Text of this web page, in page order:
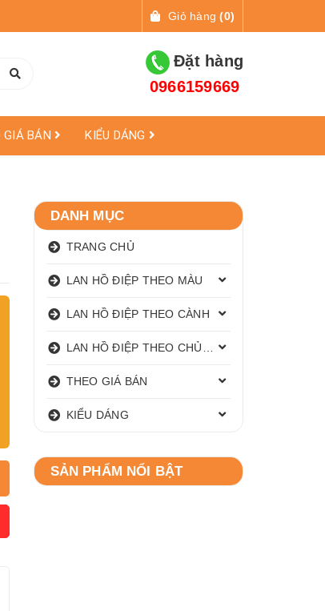
Giỏ hàng (0)
Đặt hàng
0966159669
GIÁ BÁN KIỂU DÁNG
DANH MỤC
TRANG CHỦ
LAN HỒ ĐIỆP THEO MÀU
LAN HỒ ĐIỆP THEO CÀNH
LAN HỒ ĐIỆP THEO CHỦ ĐỀ
THEO GIÁ BÁN
KIỂU DÁNG
SẢN PHẨM NỔI BẬT